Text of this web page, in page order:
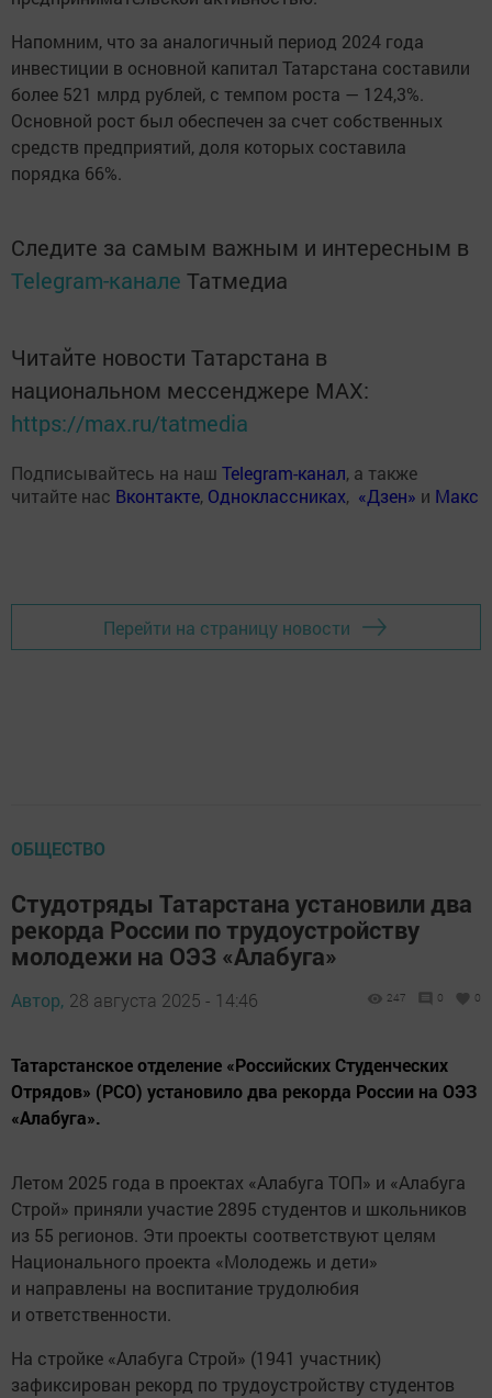
Напомним, что за аналогичный период 2024 года
инвестиции в основной капитал Татарстана составили
более 521 млрд рублей, с темпом роста — 124,3%.
Основной рост был обеспечен за счет собственных
средств предприятий, доля которых составила
порядка 66%.
Следите за самым важным и интересным в
Telegram-канале Татмедиа
Читайте новости Татарстана в
национальном мессенджере MАХ:
https://max.ru/tatmedia
Подписывайтесь на наш Telegram-канал, а также
читайте нас Вконтакте, Одноклассниках, «Дзен» и Макс
Перейти на страницу новости
ОБЩЕСТВО
Студотряды Татарстана установили два
рекорда России по трудоустройству
молодежи на ОЭЗ «Алабуга»
Автор, 28 августа 2025 - 14:46 247 0 0
Татарстанское отделение «Российских Студенческих
Отрядов» (РСО) установило два рекорда России на ОЭЗ
«Алабуга».
Летом 2025 года в проектах «Алабуга ТОП» и «Алабуга
Строй» приняли участие 2895 студентов и школьников
из 55 регионов. Эти проекты соответствуют целям
Национального проекта «Молодежь и дети»
и направлены на воспитание трудолюбия
и ответственности.
На стройке «Алабуга Строй» (1941 участник)
зафиксирован рекорд по трудоустройству студентов